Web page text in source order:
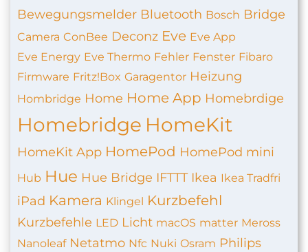
Bewegungsmelder Bluetooth Bosch Bridge
Camera ConBee Deconz Eve Eve App
Eve Energy Eve Thermo Fehler Fenster Fibaro
Firmware Fritz!Box Garagentor Heizung
Hombridge Home Home App Homebrdige
Homebridge HomeKit
HomeKit App HomePod HomePod mini
Hub Hue Hue Bridge IFTTT Ikea Ikea Tradfri
iPad Kamera Klingel Kurzbefehl
Kurzbefehle LED Licht macOS matter Meross
Nanoleaf Netatmo Nfc Nuki Osram Philips